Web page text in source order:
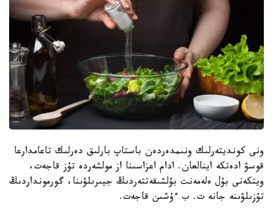
ونى كونديتەرلىك ونىمدەردەن باستاپ بارلىق دەرلىك تاعامدارعا
قوسۋ ادەتكە اينالعان. ادام اعزاسىنا از مولشەردە تۇز قاجەت،
ويتكەنى بۇل ەلەمەنت بۇلشىقەتتەردىڭ جيىرىلۋىنا، گورمونداردىڭ
تۇزىلۋىنە جانە ت. ب ءۇشىن قاجەت.